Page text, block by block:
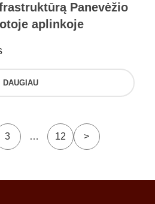
Panevėžio
aplinkoje
DAUGIAU
3 … 12 >